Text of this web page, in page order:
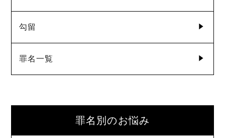
勾留
罪名一覧
罪名別のお悩み